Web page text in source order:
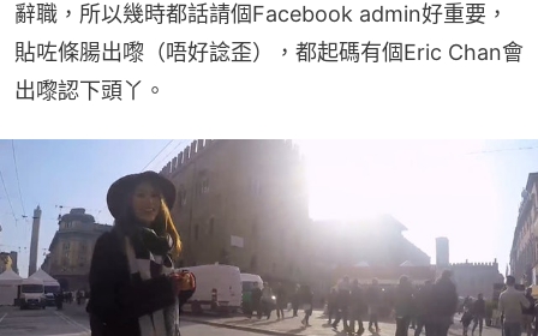
辭職，所以幾時都話請個Facebook admin好重要，
貼咗條腸出嚟（唔好諗歪），都起碼有個Eric Chan會
出嚟認下頭丫。